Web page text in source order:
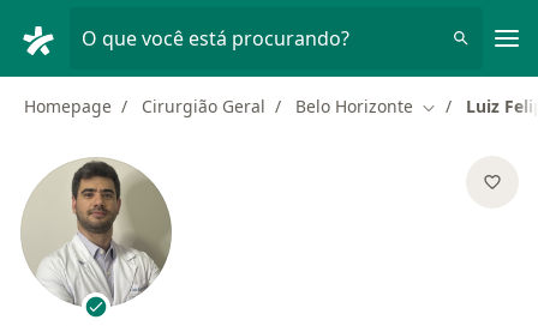
O que você está procurando?
Homepage Cirurgião Geral Belo Horizonte Mudar de
Luiz